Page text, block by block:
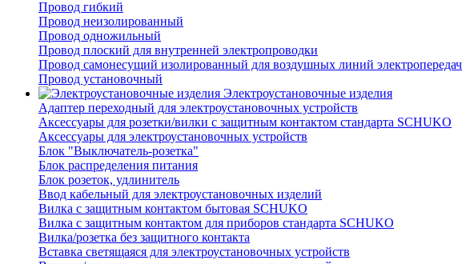
Провод гибкий
Провод неизолированный
Провод одножильный
Провод плоский для внутренней электропроводки
Провод самонесущий изолированный для воздушных линий
Провод установочный
Электроустановочные изделия
Адаптер переходный для электроустановочных устройств
Аксессуары для розетки/вилки с защитным контактом стандарта SCHUKO
Аксессуары для электроустановочных устройств
Блок "Выключатель-розетка"
Блок распределения питания
Блок розеток, удлинитель
Ввод кабельный для электроустановочных изделий
Вилка с защитным контактом бытовая SCHUKO
Вилка с защитным контактом для приборов стандарта SCHUKO
Вилка/розетка без защитного контакта
Вставка светящаяся для электроустановочных устройств